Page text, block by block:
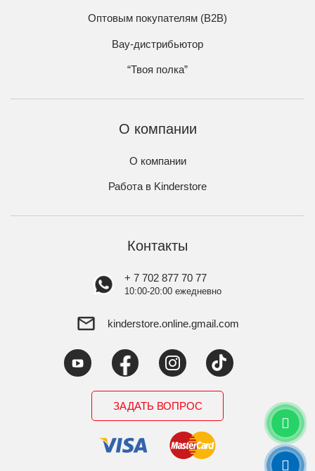
Оптовым покупателям (B2B)
Вау-дистрибьютор
“Твоя полка”
О компании
О компании
Работа в Kinderstore
Контакты
+ 7 702 877 70 77
10:00-20:00 ежедневно
kinderstore.online.gmail.com
ЗАДАТЬ ВОПРОС